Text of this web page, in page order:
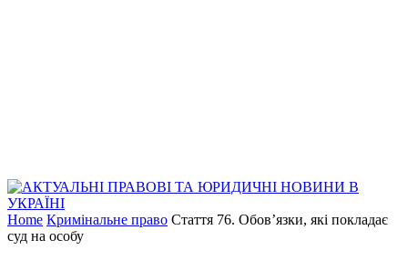
Home Кримінальне право Стаття 76. Обов’язки, які покладає
суд на особу